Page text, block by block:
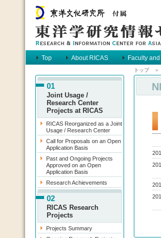
Top About RICAS Faculty
Main Menu
01
Joint Usage /
Research Center
Projects at RICAS
RICAS Reorganized as a Joint
Usage / Research Center
Call for Proposals on an Open
Application Basis
Past and Ongoing Projects
Approved on an Open
Application Basis
Research Achievements
02
RICAS Research
Projects
Projects Summary
トップ